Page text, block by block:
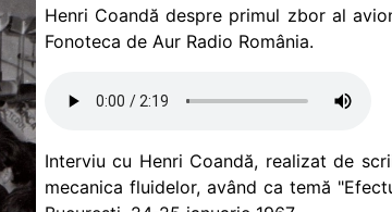
Henri Coandă despre primul zbor al
Fonoteca de Aur Radio România.
Interviu cu Henri Coandă, realizat de
mecanica fluidelor, având ca temă